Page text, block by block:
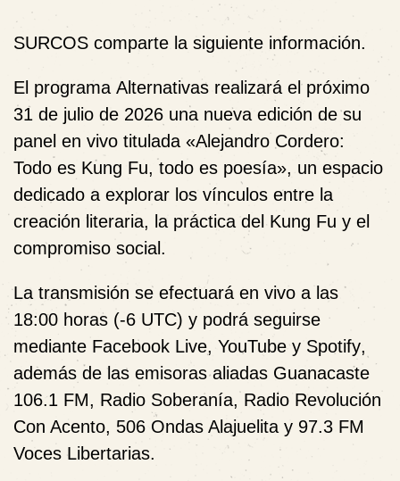
SURCOS comparte la siguiente información.
El programa Alternativas realizará el próximo
31 de julio de 2026 una nueva edición de su
panel en vivo titulada «Alejandro Cordero:
Todo es Kung Fu, todo es poesía», un espacio
dedicado a explorar los vínculos entre la
creación literaria, la práctica del Kung Fu y el
compromiso social.
La transmisión se efectuará en vivo a las
18:00 horas (-6 UTC) y podrá seguirse
mediante Facebook Live, YouTube y Spotify,
además de las emisoras aliadas Guanacaste
106.1 FM, Radio Soberanía, Radio Revolución
Con Acento, 506 Ondas Alajuelita y 97.3 FM
Voces Libertarias.